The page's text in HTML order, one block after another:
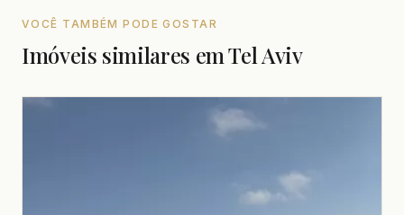
VOCÊ TAMBÉM PODE GOSTAR
Imóveis similares em Tel Aviv